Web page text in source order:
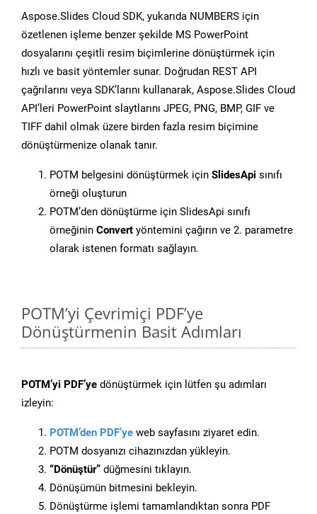
Aspose.Slides Cloud SDK, yukarıda NUMBERS için
özetlenen işleme benzer şekilde MS PowerPoint
dosyalarını çeşitli resim biçimlerine dönüştürmek için
hızlı ve basit yöntemler sunar. Doğrudan REST API
çağrılarını veya SDK’larını kullanarak, Aspose.Slides Cloud
API’leri PowerPoint slaytlarını JPEG, PNG, BMP, GIF ve
TIFF dahil olmak üzere birden fazla resim biçimine
dönüştürmenize olanak tanır.
POTM belgesini dönüştürmek için SlidesApi sınıfı
örneği oluşturun
POTM’den dönüştürme için SlidesApi sınıfı
örneğinin Convert yöntemini çağırın ve 2. parametre
olarak istenen formatı sağlayın.
POTM’yi Çevrimiçi PDF’ye
Dönüştürmenin Basit Adımları
POTM’yi PDF’ye dönüştürmek için lütfen şu adımları
izleyin:
POTM’den PDF’ye web sayfasını ziyaret edin.
POTM dosyanızı cihazınızdan yükleyin.
“Dönüştür” düğmesini tıklayın.
Dönüşümün bitmesini bekleyin.
Dönüştürme işlemi tamamlandıktan sonra PDF